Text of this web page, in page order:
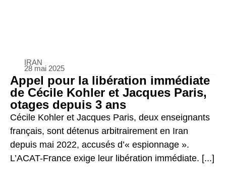
IRAN
28 mai 2025
Appel pour la libération immédiate
de Cécile Kohler et Jacques Paris,
otages depuis 3 ans
Cécile Kohler et Jacques Paris, deux enseignants
français, sont détenus arbitrairement en Iran
depuis mai 2022, accusés d’« espionnage ».
L’ACAT-France exige leur libération immédiate. [...]